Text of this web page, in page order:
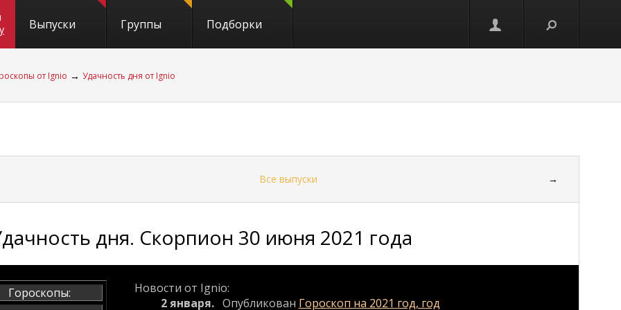
Выпуски Группы Подборки
от Ignio → Удачность дня от Ignio
Все выпуски →
дня. Скорпион 30 июня 2021 года
Гороскопы:
Новости от Ignio:
2 января.Опубликован Гороскоп на 2021 год, год